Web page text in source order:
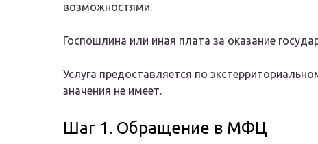
возможностями.
Госпошлина или иная плата за оказание
Услуга предоставляется по
значения не имеет.
Шаг 1. Обращение в МФЦ